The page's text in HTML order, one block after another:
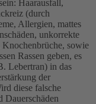
Haarausfall,
(durch
Allergien, mattes
unkorrekte
sowie
Rassen geben, es
Lebertran) in das
der
diese falsche
Dauerschäden